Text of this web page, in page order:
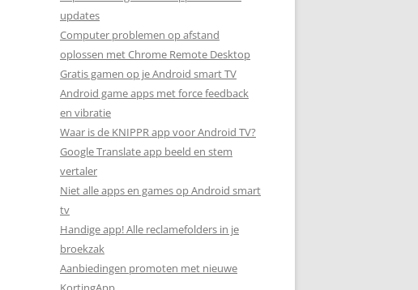
updates
Computer problemen op afstand
oplossen met Chrome Remote Desktop
Gratis gamen op je Android smart TV
Android game apps met force feedback
en vibratie
Waar is de KNIPPR app voor Android TV?
Google Translate app beeld en stem
vertaler
Niet alle apps en games op Android smart
tv
Handige app! Alle reclamefolders in je
broekzak
Aanbiedingen promoten met nieuwe